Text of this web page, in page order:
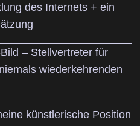
des Internets + ein
– Stellvertreter für
wiederkehrenden
künstlerische Position